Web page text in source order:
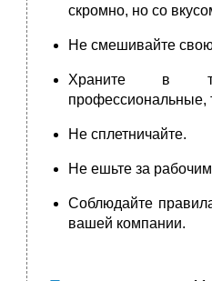
скромно, но со
Не смешивайте
Храните в
профессиональные,
Не сплетничайте.
Не ешьте за
Соблюдайте
вашей компании.